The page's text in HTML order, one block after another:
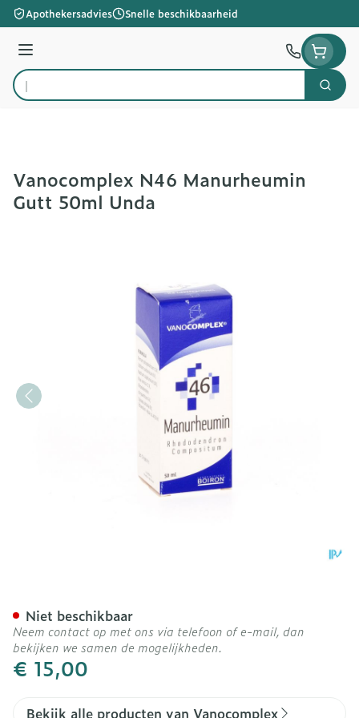
Ga naar de inhoud
Apothekersadvies Snelle beschikbaarheid
Menu
Product, merk, categorie...
Zoek
Vanocomplex N46 Manurheumin
Gutt 50ml Unda
€ 15,00
Niet beschikbaar
Neem contact op met ons via telefoon of e-mail, dan
bekijken we samen de mogelijkheden.
Bekijk alle producten van Vanocomplex